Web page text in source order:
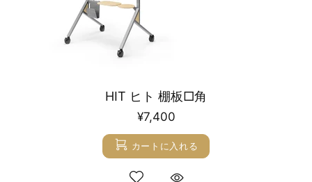
HIT ヒト 棚板□角
¥7,400
カートに入れる